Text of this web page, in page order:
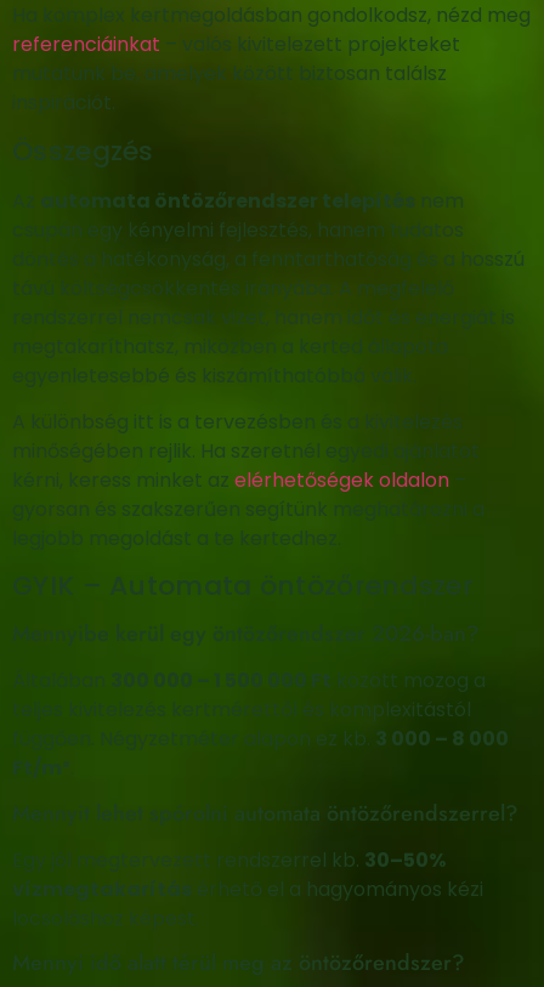
Ha komplex kertmegoldásban gondolkodsz, nézd meg
referenciáinkat – valós kivitelezett projekteket
mutatunk be, amelyek között biztosan találsz
inspirációt.
Összegzés
Az automata öntözőrendszer telepítés nem
csupán egy kényelmi fejlesztés, hanem tudatos
döntés a hatékonyság, a fenntarthatóság és a hosszú
távú költségcsökkentés irányába. A megfelelő
rendszerrel nemcsak vizet, hanem időt és energiát is
megtakaríthatsz, miközben a kerted állapota
egyenletesebbé és kiszámíthatóbbá válik.
A különbség itt is a tervezésben és a kivitelezés
minőségében rejlik. Ha szeretnél egyedi ajánlatot
kérni, keress minket az elérhetőségek oldalon –
gyorsan és szakszerűen segítünk meghatározni a
legjobb megoldást a te kertedhez.
GYIK – Automata öntözőrendszer
Mennyibe kerül egy öntözőrendszer 2026-ban?
Általában 300 000 – 1 500 000 Ft között mozog a
teljes kivitelezés kertmérettől és komplexitástól
függően. Négyzetméter alapon ez kb. 3 000 – 8 000
Ft/m².
Mennyit lehet spórolni automata öntözőrendszerrel?
Egy jól megtervezett rendszerrel kb. 30–50%
vízmegtakarítás érhető el a hagyományos kézi
locsoláshoz képest.
Mennyi idő alatt térül meg az öntözőrendszer?